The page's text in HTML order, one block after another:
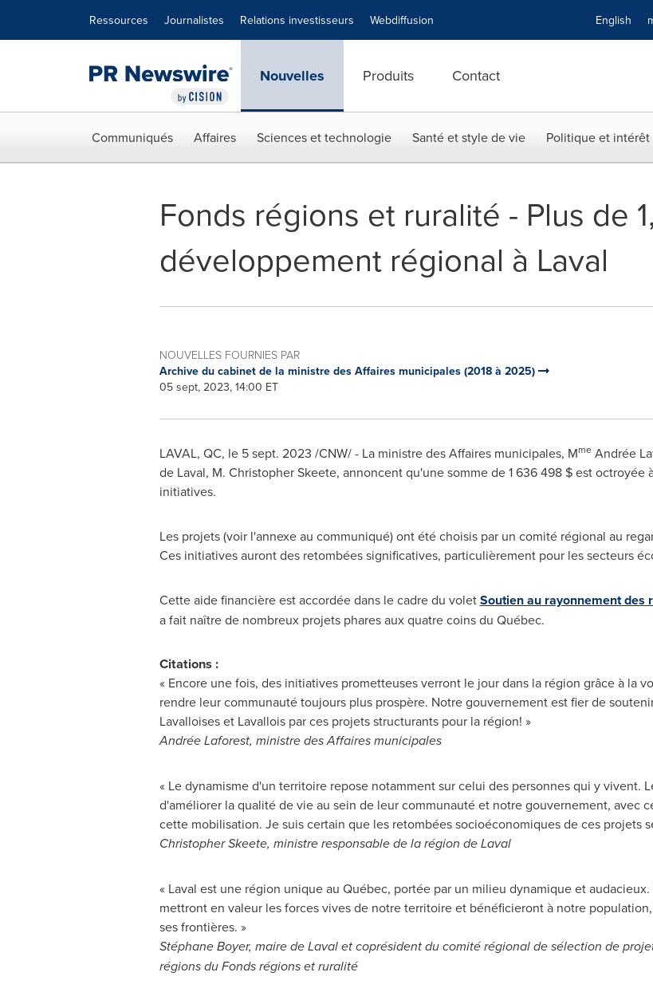
Ressources Journalistes Relations investisseurs Webdiffusion English
Nouvelles Produits Contact
Communiqués Affaires Sciences et technologie Santé et style de vie Politique et
Fonds régions et ruralité - Plus de
développement régional à Laval
NOUVELLES FOURNIES PAR
Archive du cabinet de la ministre des Affaires municipales (2018 à 2025)
05 sept, 2023, 14:00 ET
LAVAL, QC, le 5 sept. 2023 /CNW/ - La ministre des Affaires municipales, MmeAndrée
de Laval, M. Christopher Skeete, annoncent qu'une somme de 1 636 498 $ est octroyée
initiatives.
Les projets (voir l'annexe au communiqué) ont été choisis par un comité régional au
Ces initiatives auront des retombées significatives, particulièrement pour les secteurs
Cette aide financière est accordée dans le cadre du voletSoutien au rayonnement des
a fait naître de nombreux projets phares aux quatre coins du Québec.
Citations :
« Encore une fois, des initiatives prometteuses verront le jour dans la région grâce à la
rendre leur communauté toujours plus prospère. Notre gouvernement est fier de
Lavalloises et Lavallois par ces projets structurants pour la région! »
Andrée Laforest, ministre des Affaires municipales
« Le dynamisme d'un territoire repose notamment sur celui des personnes qui y vivent.
d'améliorer la qualité de vie au sein de leur communauté et notre gouvernement, avec
cette mobilisation. Je suis certain que les retombées socioéconomiques de ces projets
Christopher Skeete, ministre responsable de la région deLaval
« Laval est une région unique au Québec, portée par un milieu dynamique et
mettront en valeur les forces vives de notre territoire et bénéficieront à notre
ses frontières. »
Stéphane Boyer, maire deLavalet coprésident du comité régional de sélection de
régions du Fonds régions et ruralité